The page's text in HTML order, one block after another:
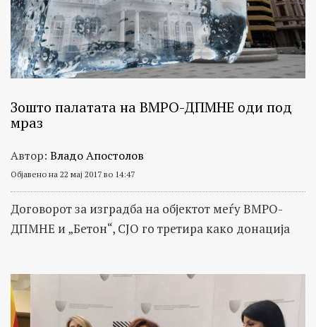
Зошто палатата на ВМРО-ДПМНЕ оди под
мраз
Автор: Владо Апостолов
Објавено на 22 мај 2017 во 14:47
Договорот за изградба на објектот меѓу ВМРО-
ДПМНЕ и „Бетон“, СЈО го третира како донација